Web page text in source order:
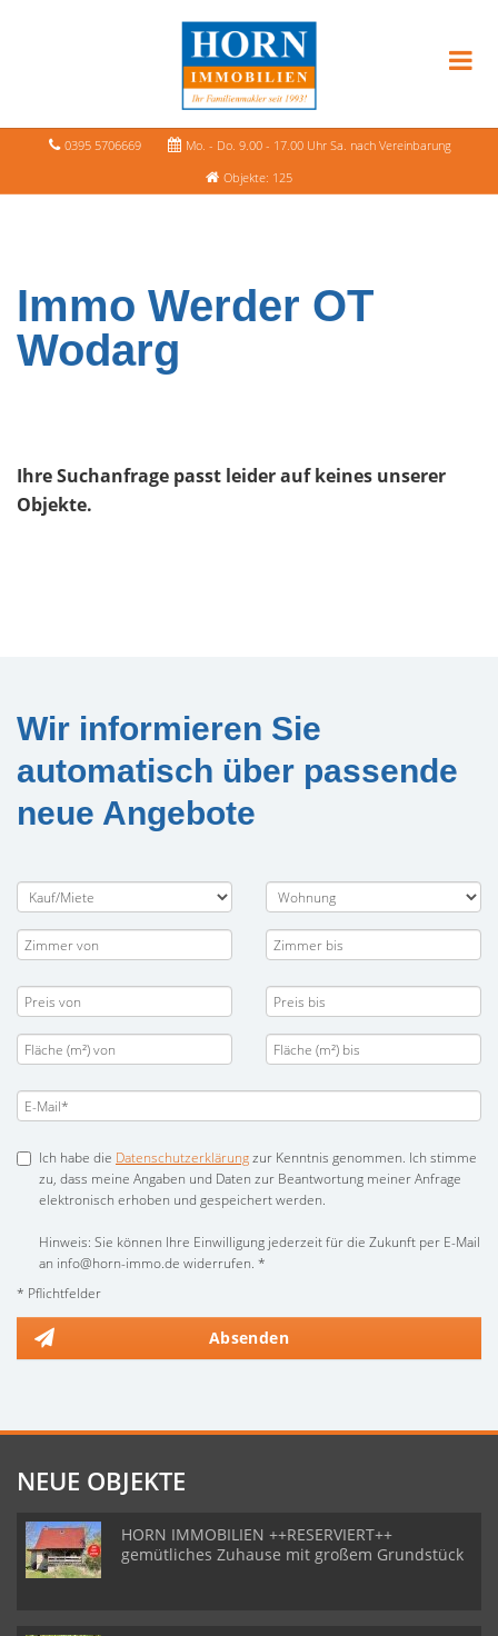
0395 5706669
Mo. - Do. 9.00 - 17.00 Uhr Sa. nach Vereinbarung
Objekte: 125
Immo Werder OT
Wodarg
Ihre Suchanfrage passt leider auf keines unserer
Objekte.
Wir informieren Sie
automatisch über passende
neue Angebote
Ich habe die Datenschutzerklärungzur Kenntnis genommen. Ich stimme
zu, dass meine Angaben und Daten zur Beantwortung meiner Anfrage
elektronisch erhoben und gespeichert werden.
Hinweis: Sie können Ihre Einwilligung jederzeit für die Zukunft per E-Mail
an info@horn-immo.de widerrufen. *
* Pflichtfelder
Absenden
NEUE OBJEKTE
HORN IMMOBILIEN ++RESERVIERT++
gemütliches Zuhause mit großem Grundstück